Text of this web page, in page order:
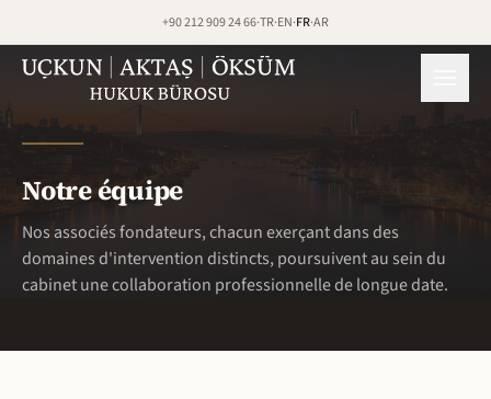
+90 212 909 24 66·TR·EN·FR·AR
Notre équipe
Nos associés fondateurs, chacun exerçant dans des
domaines d'intervention distincts, poursuivent au sein du
cabinet une collaboration professionnelle de longue date.